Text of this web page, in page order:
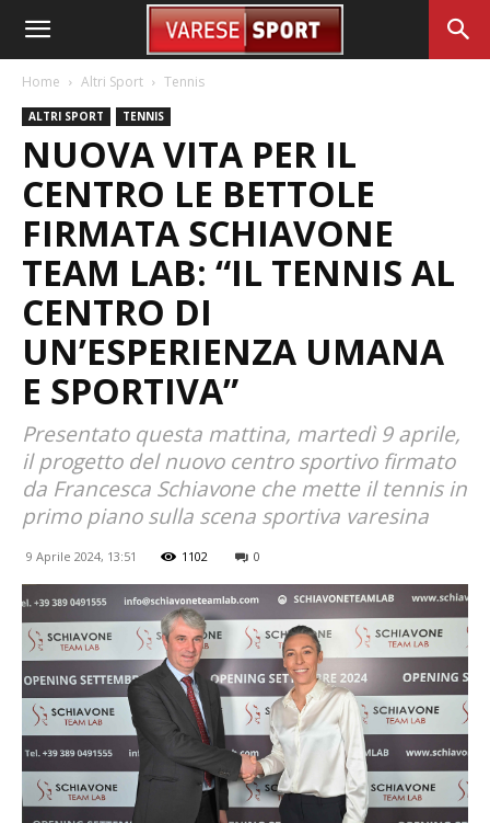
Home Altri Sport Tennis
ALTRI SPORT TENNIS
NUOVA VITA PER IL
CENTRO LE BETTOLE
FIRMATA SCHIAVONE
TEAM LAB: “IL TENNIS AL
CENTRO DI
UN’ESPERIENZA UMANA
E SPORTIVA”
Presentato questa mattina, martedì 9 aprile,
il progetto del nuovo centro sportivo firmato
da Francesca Schiavone che mette il tennis in
primo piano sulla scena sportiva varesina
9 Aprile 2024, 13:51 1102 0